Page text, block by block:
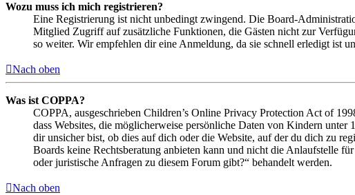
Wozu muss ich mich registrieren?
Eine Registrierung ist nicht unbedingt zwingend. Die Board-
Mitglied Zugriff auf zusätzliche Funktionen, die Gästen nicht zur
so weiter. Wir empfehlen dir eine Anmeldung, da sie schnell erledigt ist
Nach oben
Was ist COPPA?
COPPA, ausgeschrieben Children’s Online Privacy Protection Act of
dass Websites, die möglicherweise persönliche Daten von Kindern
dir unsicher bist, ob dies auf dich oder die Website, auf der du dich zu
Boards keine Rechtsberatung anbieten kann und nicht die Anlaufstelle
oder juristische Anfragen zu diesem Forum gibt?“ behandelt werden.
Nach oben